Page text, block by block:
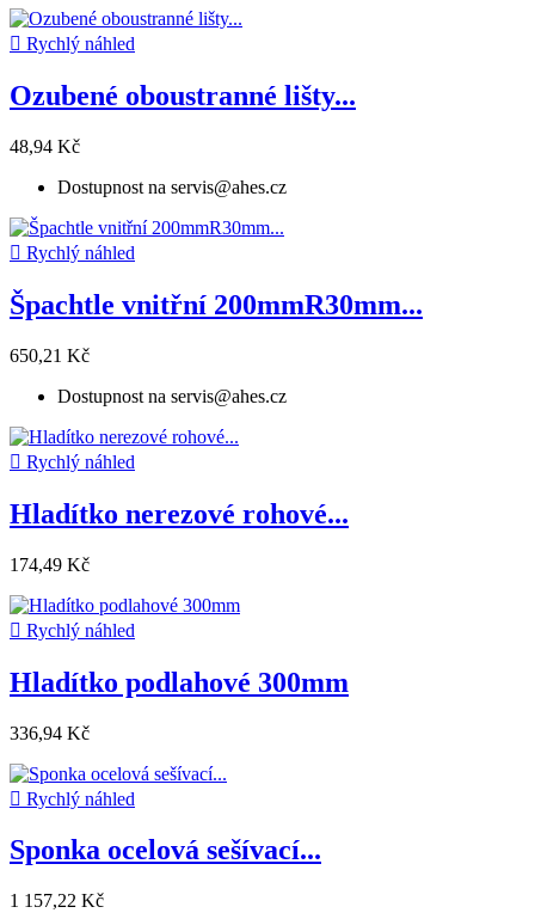
 Rychlý náhled
Ozubené oboustranné lišty...
48,94 Kč
Dostupnost na servis@ahes.cz
 Rychlý náhled
Špachtle vnitřní 200mmR30mm...
650,21 Kč
Dostupnost na servis@ahes.cz
 Rychlý náhled
Hladítko nerezové rohové...
174,49 Kč
 Rychlý náhled
Hladítko podlahové 300mm
336,94 Kč
 Rychlý náhled
Sponka ocelová sešívací...
1 157,22 Kč